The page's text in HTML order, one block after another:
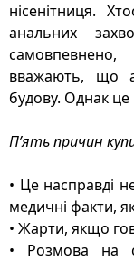
нісенітниця.
анальних
вважають, що
будову. Однак це
П’ять причин
• Це насправді
медичні факти,
• Жарти, якщо
• Розмова на